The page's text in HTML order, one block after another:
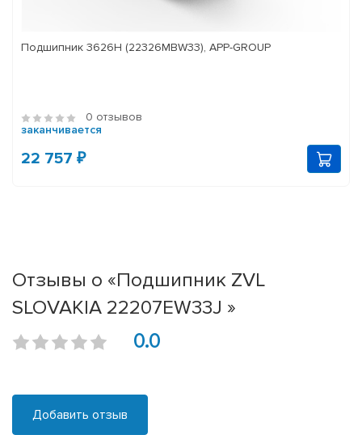
Подшипник 3626Н (22326MBW33), APP-GROUP
0 отзывов
заканчивается
22 757 ₽
Отзывы о «Подшипник ZVL
SLOVAKIA 22207EW33J »
0.0
Добавить отзыв